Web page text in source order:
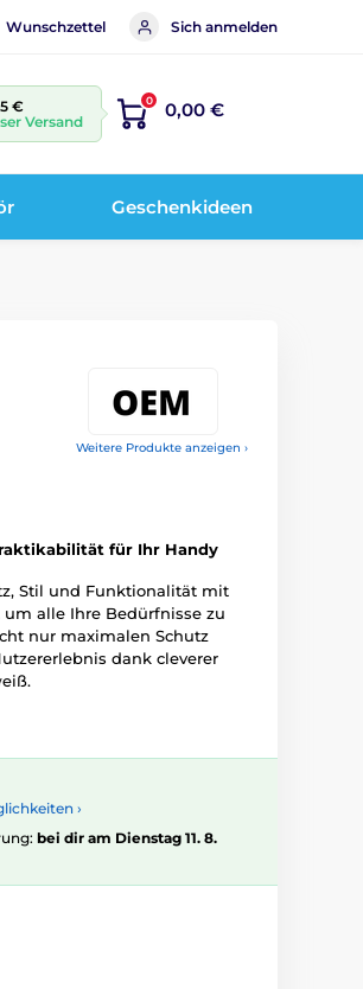
Wunschzettel Sich anmelden
€
Versand
0 0,00 €
Geschenkideen
Weitere Produkte anzeigen ›
für Ihr Handy
Stil und Funktionalität mit
alle Ihre Bedürfnisse zu
nur maximalen Schutz
dank cleverer
›
bei dir am Dienstag 11. 8.